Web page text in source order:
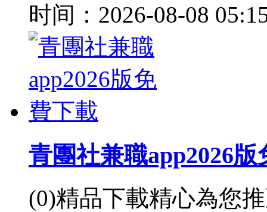
时间：2026-08-08
青團社兼職app2026版
(0)精品下載精心為您